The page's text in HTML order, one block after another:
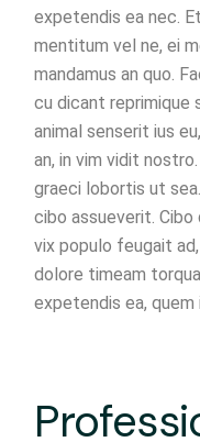
expetendis ea nec.
mentitum vel ne, ei
mandamus an quo.
cu dicant reprimique
animal senserit ius
an, in vim vidit
graeci lobortis ut
cibo assueverit. Cibo
vix populo feugait
dolore timeam
expetendis ea, quem